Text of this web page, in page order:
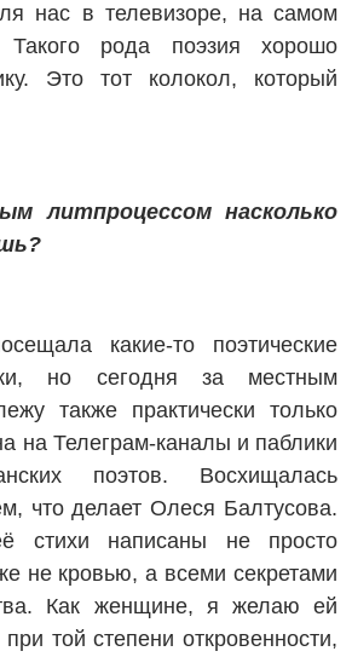
нас в телевизоре, на самом
рода поэзия хорошо
Это тот колокол, который
литпроцессом насколько
какие-то поэтические
но сегодня за местным
также практически только
на Телеграм‑каналы и паблики
поэтов. Восхищалась
что делает Олеся Балтусова.
стихи написаны не просто
не кровью, а всеми секретами
Как женщине, я желаю ей
той степени откровенности,